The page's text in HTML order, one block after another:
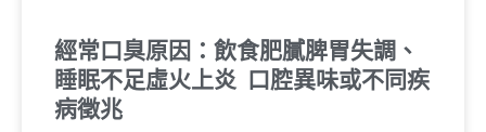
經常口臭原因：飲食肥膩脾胃失調、
睡眠不足虛火上炎 口腔異味或不同疾
病徵兆